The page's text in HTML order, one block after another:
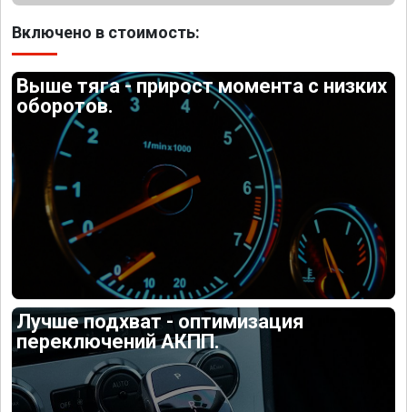
Включено в стоимость:
Выше тяга - прирост момента с низких
оборотов.
Лучше подхват - оптимизация
переключений АКПП.